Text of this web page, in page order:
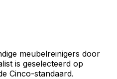
meubelreinigers door
is geselecteerd op
Cinco-standaard.